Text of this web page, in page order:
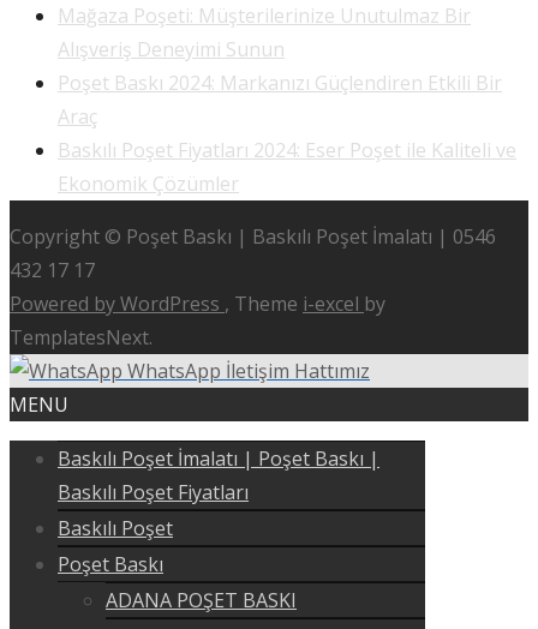
Mağaza Poşeti: Müşterilerinize Unutulmaz Bir
Alışveriş Deneyimi Sunun
Poşet Baskı 2024: Markanızı Güçlendiren Etkili Bir
Araç
Baskılı Poşet Fiyatları 2024: Eser Poşet ile Kaliteli ve
Ekonomik Çözümler
Copyright © Poşet Baskı | Baskılı Poşet İmalatı | 0546
432 17 17
Powered by WordPress , Theme i-excel by
TemplatesNext.
WhatsApp İletişim Hattımız
MENU
Baskılı Poşet İmalatı | Poşet Baskı |
Baskılı Poşet Fiyatları
Baskılı Poşet
Poşet Baskı
ADANA POŞET BASKI